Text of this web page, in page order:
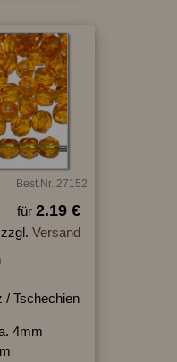
Best.Nr.:27152
für 2.19 €
zzgl. Versand
/ Tschechien
4mm